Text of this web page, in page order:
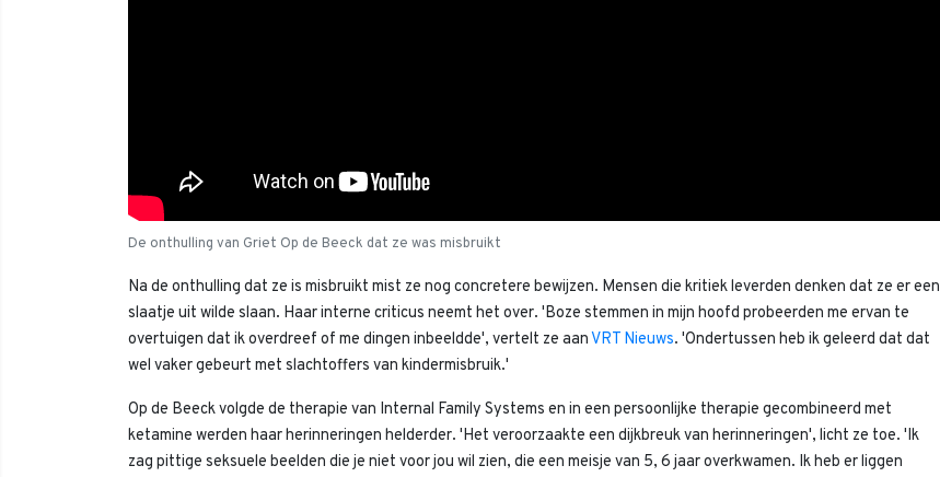
De onthulling van Griet Op de Beeck dat ze was misbruikt
Na de onthulling dat ze is misbruikt mist ze nog concretere bewijzen. Mensen die kritiek leverden denken dat ze er een
slaatje uit wilde slaan. Haar interne criticus neemt het over. 'Boze stemmen in mijn hoofd probeerden me ervan te
overtuigen dat ik overdreef of me dingen inbeeldde', vertelt ze aan VRT Nieuws. 'Ondertussen heb ik geleerd dat dat
wel vaker gebeurt met slachtoffers van kindermisbruik.'
Op de Beeck volgde de therapie van Internal Family Systems en in een persoonlijke therapie gecombineerd met
ketamine werden haar herinneringen helderder. 'Het veroorzaakte een dijkbreuk van herinneringen', licht ze toe. 'Ik
zag pittige seksuele beelden die je niet voor jou wil zien, die een meisje van 5, 6 jaar overkwamen. Ik heb er liggen